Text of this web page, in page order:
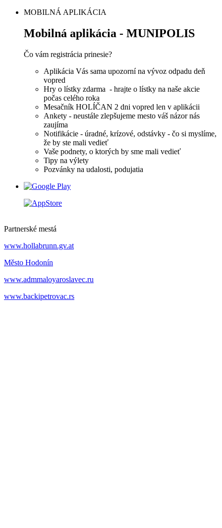
MOBILNÁ APLIKÁCIA
Mobilná aplikácia - MUNIPOLIS
Čo vám registrácia prinesie?
Aplikácia Vás sama upozorní na vývoz odpadu deň
vopred
Hry o lístky zdarma - hrajte o lístky na naše akcie
počas celého roka
Mesačník HOLÍČAN 2 dni vopred len v aplikácii
Ankety - neustále zlepšujeme mesto váš názor nás
zaujíma
Notifikácie - úradné, krízové, odstávky - čo si myslíme,
že by ste mali vedieť
Vaše podnety, o ktorých by sme mali vedieť
Tipy na výlety
Pozvánky na udalosti, podujatia
Partnerské mestá
www.hollabrunn.gv.at
Město Hodonín
www.admmaloyaroslavec.ru
www.backipetrovac.rs